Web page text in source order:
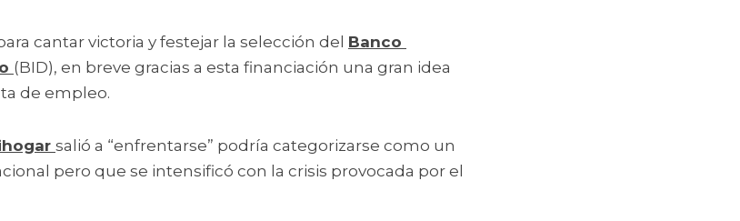
cantar victoria y festejar la selección del Banco
(BID), en breve gracias a esta financiación una gran idea
de empleo.
salió a “enfrentarse” podría categorizarse como un
pero que se intensificó con la crisis provocada por el